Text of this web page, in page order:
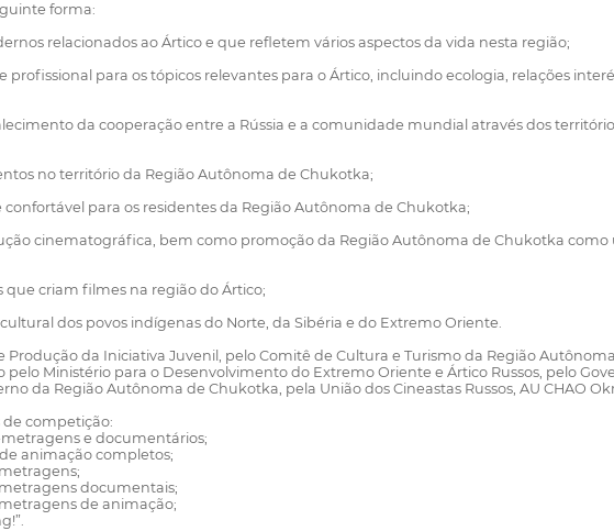
forma:
relacionados ao Ártico e que refletem vários aspectos da vida nesta região;
para os tópicos relevantes para o Ártico, incluindo ecologia, relações
da cooperação entre a Rússia e a comunidade mundial através dos
no território da Região Autônoma de Chukotka;
para os residentes da Região Autônoma de Chukotka;
cinematográfica, bem como promoção da Região Autônoma de Chukotka
que criam filmes na região do Ártico;
dos povos indígenas do Norte, da Sibéria e do Extremo Oriente.
Produção da Iniciativa Juvenil, pelo Comitê de Cultura e Turismo da Região
pelo Ministério para o Desenvolvimento do Extremo Oriente e Ártico Russos, pelo
da Região Autônoma de Chukotka, pela União dos Cineastas Russos, AU CHAO
de competição:
e documentários;
animação completos;
documentais;
de animação;